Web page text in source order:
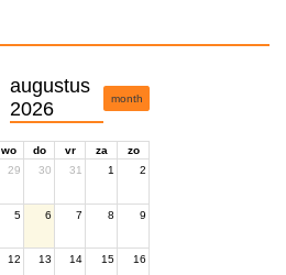
augustus
2026
month
wo do vr za
zo
29 30 31 1 2
5 6 7 8 9
12 13 14 15 16